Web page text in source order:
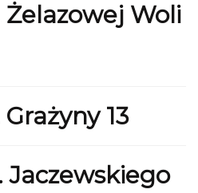
Żelazowej Woli
13
Jaczewskiego